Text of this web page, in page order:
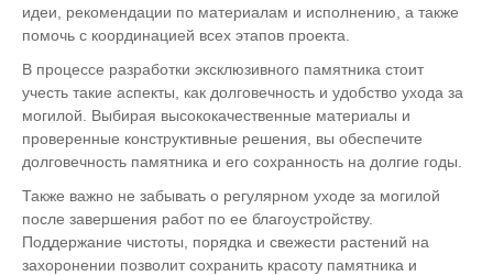
идеи, рекомендации по материалам и исполнению, а также
помочь с координацией всех этапов проекта.
В процессе разработки эксклюзивного памятника стоит
учесть такие аспекты, как долговечность и удобство ухода за
могилой. Выбирая высококачественные материалы и
проверенные конструктивные решения, вы обеспечите
долговечность памятника и его сохранность на долгие годы.
Также важно не забывать о регулярном уходе за могилой
после завершения работ по ее благоустройству.
Поддержание чистоты, порядка и свежести растений на
захоронении позволит сохранить красоту памятника и